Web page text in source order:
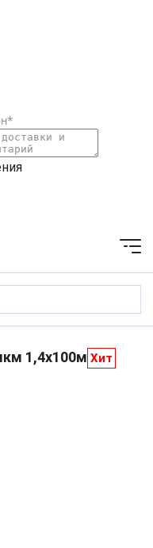
1,4x100м Хит